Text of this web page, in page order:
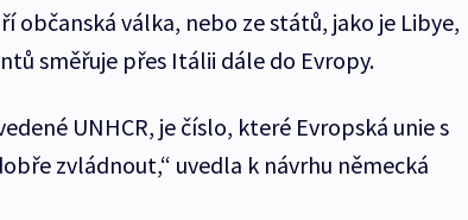
občanská válka, nebo ze států, jako je Libye,
směřuje přes Itálii dále do Evropy.
UNHCR, je číslo, které Evropská unie s
zvládnout,“ uvedla k návrhu německá